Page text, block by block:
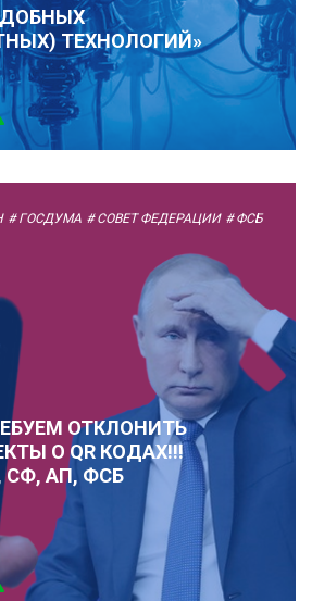
ТЕХНОЛОГИЙ»
# ГОСДУМА # СОВЕТ ФЕДЕРАЦИИ # ФСБ
ОТКЛОНИТЬ
О QR КОДАХ!!!
АП, ФСБ